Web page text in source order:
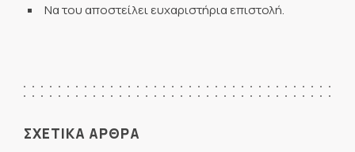
Να του αποστείλει ευχαριστήρια επιστολή.
ΣΧΕΤΙΚΑ ΑΡΘΡΑ